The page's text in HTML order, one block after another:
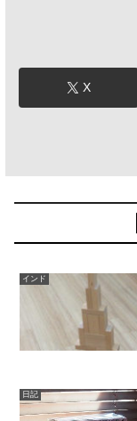
X
インド
日記